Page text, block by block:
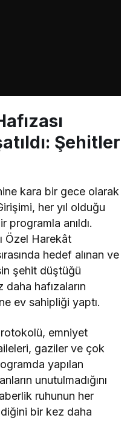
Şehitler
kara bir gece olarak
, her yıl olduğu
programla anıldı.
Özel Harekât
hedef alınan ve
şehit düştüğü
hafızaların
ev sahipliği yaptı.
emniyet
gaziler ve çok
yapılan
unutulmadığını
ruhunun her
bir kez daha